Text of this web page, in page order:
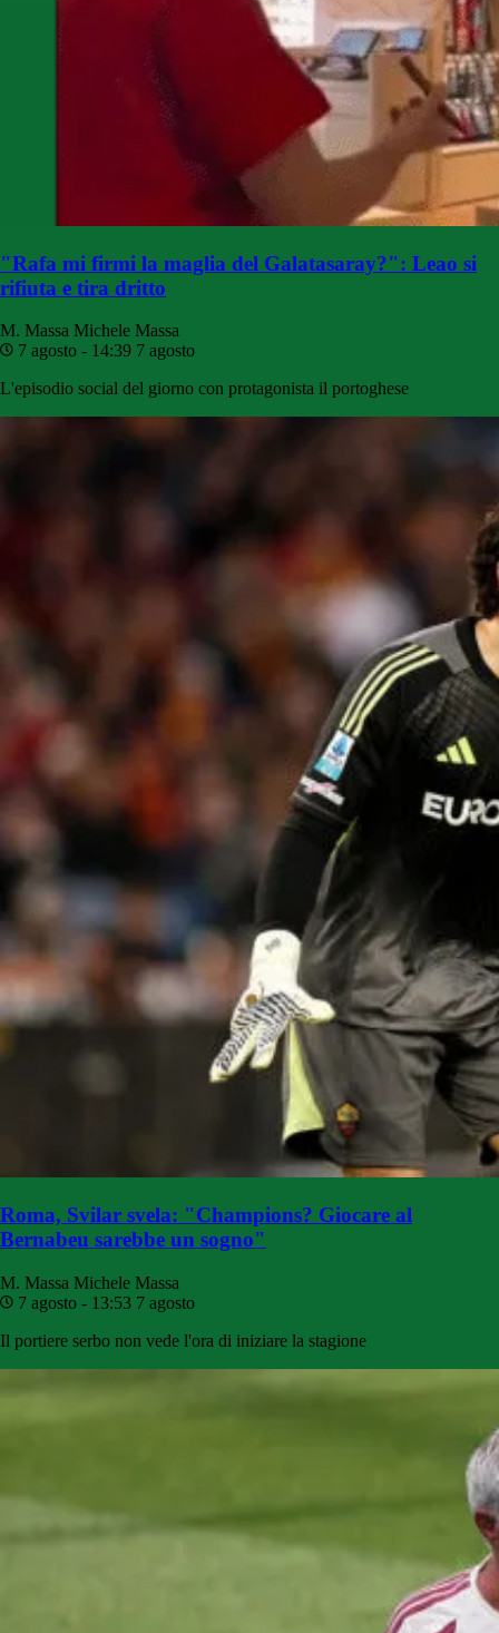
"Rafa mi firmi la maglia del Galatasaray?": Leao si
rifiuta e tira dritto
M. Massa Michele Massa
7 agosto - 14:39 7 agosto
L'episodio social del giorno con protagonista il portoghese
Roma, Svilar svela: "Champions? Giocare al
Bernabeu sarebbe un sogno"
M. Massa Michele Massa
7 agosto - 13:53 7 agosto
Il portiere serbo non vede l'ora di iniziare la stagione